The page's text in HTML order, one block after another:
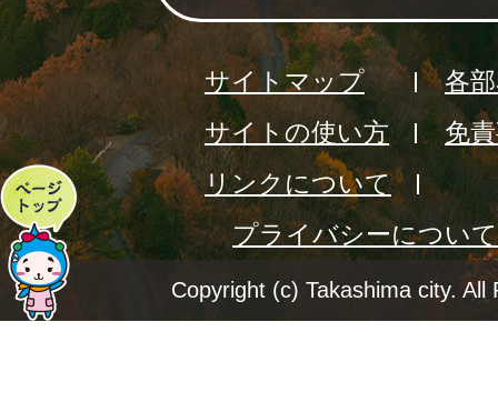
ペ
ー
ジ
サイトマップ
各
サイトの使い方
免
リンクについて
プライバシーについて
Copyright (c) Takashima city. All